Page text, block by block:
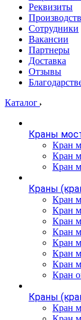
Реквизиты
Сотрудники
Вакансии
Партнеры
Доставка
Отзывы
Каталог
Краны
Кран
Кран
Кран
Краны
Кран
Кран
Кран
Кран
Кран
Кран
Кран
Кран
Краны
Кран